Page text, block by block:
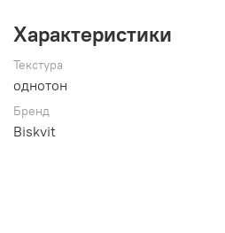
Характеристики
Текстура
однотон
Бренд
Biskvit